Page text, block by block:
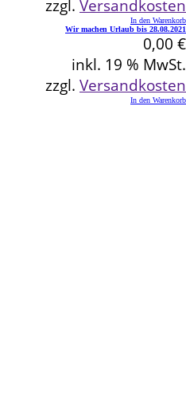
zzgl. Versandkosten
In den Warenkorb
Wir machen Urlaub bis 28.08.2021
0,00 €
inkl. 19 % MwSt.
zzgl. Versandkosten
In den Warenkorb